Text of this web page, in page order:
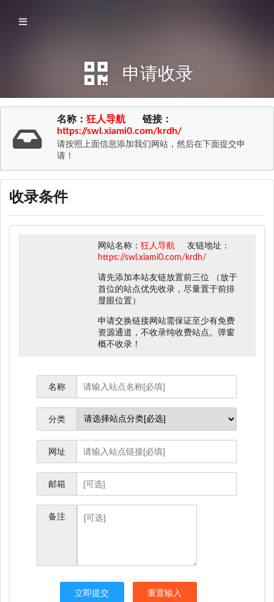
申请收录
名称：狂人导航 链接：
https://swl.xiami0.com/krdh/
请按照上面信息添加我们网站，然后在下面提交申
请！
收录条件
网站名称： 狂人导航 友链地址：
https://swl.xiami0.com/krdh/
请先添加本站友链放置前三位 （放于
首位的站点优先收录，尽量置于前排
显眼位置）
申请交换链接网站需保证至少有免费
资源通道，不收录纯收费站点。弹窗
概不收录！
名称
分类
网址
邮箱
备注
立即提交 重置输入